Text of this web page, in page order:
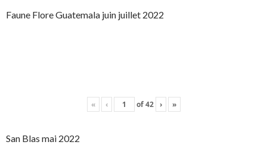
Faune Flore Guatemala juin juillet 2022
« ‹ of42 › »
San Blas mai 2022